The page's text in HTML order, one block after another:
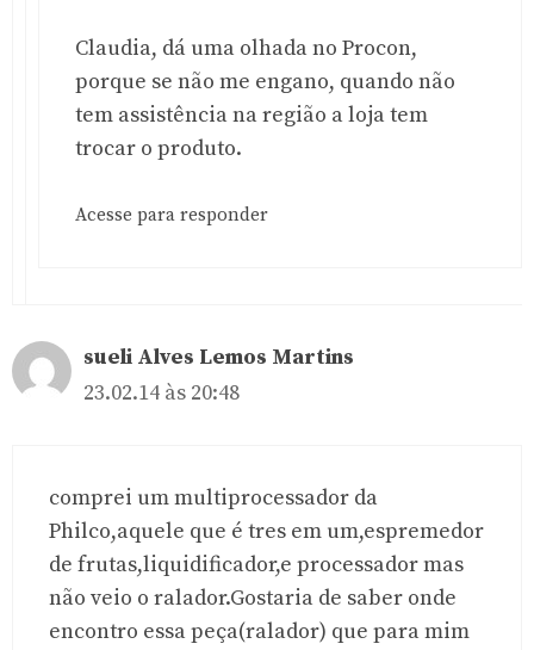
Claudia, dá uma olhada no Procon,
porque se não me engano, quando não
tem assistência na região a loja tem
trocar o produto.
Acesse para responder
sueli Alves Lemos Martins
23.02.14 às 20:48
comprei um multiprocessador da
Philco,aquele que é tres em um,espremedor
de frutas,liquidificador,e processador mas
não veio o ralador.Gostaria de saber onde
encontro essa peça(ralador) que para mim